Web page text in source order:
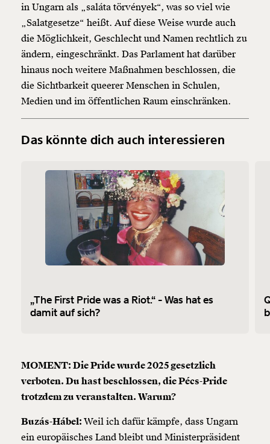
in Ungarn als „saláta törvények“, was so viel wie
„Salatgesetze“ heißt. Auf diese Weise wurde auch
die Möglichkeit, Geschlecht und Namen rechtlich zu
ändern, eingeschränkt. Das Parlament hat darüber
hinaus noch weitere Maßnahmen beschlossen, die
die Sichtbarkeit queerer Menschen in Schulen,
Medien und im öffentlichen Raum einschränken.
Das könnte dich auch interessieren
„The First Pride was a Riot.“ - Was hat es
damit auf sich?
MOMENT: Die Pride wurde 2025 gesetzlich
verboten. Du hast beschlossen, die Pécs-Pride
trotzdem zu veranstalten. Warum?
Buzás-Hábel: Weil ich dafür kämpfe, dass Ungarn
ein europäisches Land bleibt und Ministerpräsident